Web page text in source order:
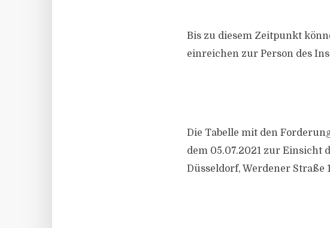
Bis zu diesem Zeitpunkt
einreichen zur Person des
Die Tabelle mit den
dem 05.07.2021 zur Einsicht
Düsseldorf, Werdener Straße